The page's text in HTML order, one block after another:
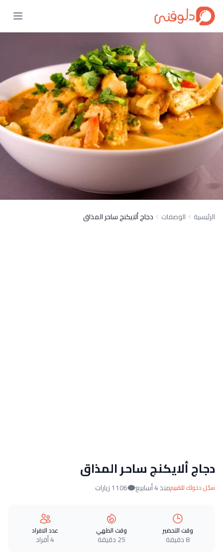
الرئيسية الوصفات دجاج ألايكنج ساحر المذاق
دجاج ألايكنج ساحر المذاق
سجّل دخولك للتقييممنذ 4 أسابيع 1106 زيارات
وقت التحضير
8 دقيقة
وقت الطهي
25 دقيقة
عدد الافراد
4 أفراد